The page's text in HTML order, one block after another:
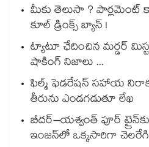
మీకు తెలుసా ? పార్లమెంట్
కూల్ డ్రింక్స్ బ్యాన్ !
ట్యాటూ ఛేదించిన మర్డర్
షాకింగ్ నిజాలు ...
ఫిల్మ్ ఫెడరేషన్ సహాయ
తీరును ఎండగడుతూ లేఖ
బీదర్–యశ్వంత్ పూర్
ఇంజన్‎లో ఒక్కసారిగా